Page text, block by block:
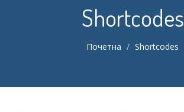
Shortcodes
Почетна Shortcodes